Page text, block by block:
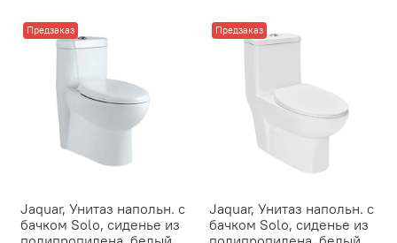
Предзаказ
Jaquar, Унитаз напольн. с
бачком Solo, сиденье из
Предзаказ
Jaquar, Унитаз напольн. с
бачком Solo, сиденье из